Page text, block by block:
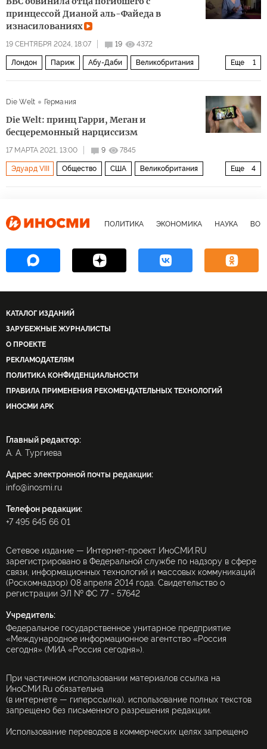
принцессой Дианой аль-Файеда в
изнасилованиях
19 СЕНТЯБРЯ 2024, 18:07 19 4372
Еще 1
Лондон Париж Абу-Даби Великобритания
Die Welt Германия
Die Welt: принц Гарри, Меган и
бесцеремонный нарциссизм
17 МАРТА 2021, 13:00 9 7845
Еще 4
Эдуард VIII Общество США Великобритания
ПОЛИТИКА ЭКОНОМИКА НАУКА
КАТАЛОГ ИЗДАНИЙ
ЗАРУБЕЖНЫЕ ЖУРНАЛИСТЫ
О ПРОЕКТЕ
РЕКЛАМОДАТЕЛЯМ
ПОЛИТИКА КОНФИДЕНЦИАЛЬНОСТИ
ПРАВИЛА ПРИМЕНЕНИЯ РЕКОМЕНДАТЕЛЬНЫХ ТЕХНОЛОГИЙ
ИНОСМИ APK
Главный редактор:
А. А. Тургиева
Адрес электронной почты редакции:
info@inosmi.ru
Телефон редакции:
+7 495 645 66 01
Сетевое издание — Интернет-проект ИноСМИ.RU
зарегистрировано в Федеральной службе по надзору в сфере
связи, информационных технологий и массовых коммуникаций
(Роскомнадзор) 08 апреля 2014 года. Свидетельство о
регистрации ЭЛ № ФС 77 - 57642
Учредитель:
Федеральное государственное унитарное предприятие
«Международное информационное агентство «Россия
сегодня» (МИА «Россия сегодня»).
При частичном использовании материалов ссылка на
ИноСМИ.Ru обязательна
(в интернете — гиперссылка), использование полных текстов
запрещено без письменного разрешения редакции.
Использование переводов в коммерческих целях запрещено